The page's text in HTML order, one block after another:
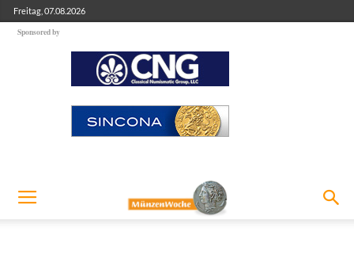
Freitag, 07.08.2026
Sponsored by